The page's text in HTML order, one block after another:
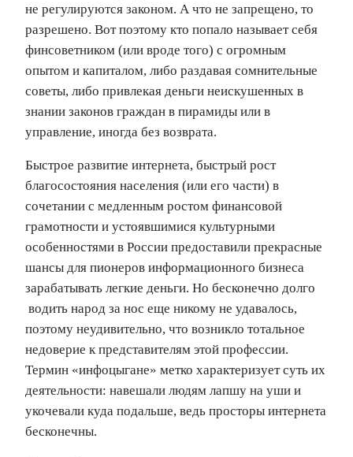
не регулируются законом. А что не запрещено, то
разрешено. Вот поэтому кто попало называет себя
финсоветником (или вроде того) с огромным
опытом и капиталом, либо раздавая сомнительные
советы, либо привлекая деньги неискушенных в
знании законов граждан в пирамиды или в
управление, иногда без возврата.
Быстрое развитие интернета, быстрый рост
благосостояния населения (или его части) в
сочетании с медленным ростом финансовой
грамотности и устоявшимися культурными
особенностями в России предоставили прекрасные
шансы для пионеров информационного бизнеса
зарабатывать легкие деньги. Но бесконечно долго
водить народ за нос еще никому не удавалось,
поэтому неудивительно, что возникло тотальное
недоверие к представителям этой профессии.
Термин «инфоцыгане» метко характеризует суть их
деятельности: навешали людям лапшу на уши и
укочевали куда подальше, ведь просторы интернета
бесконечны.